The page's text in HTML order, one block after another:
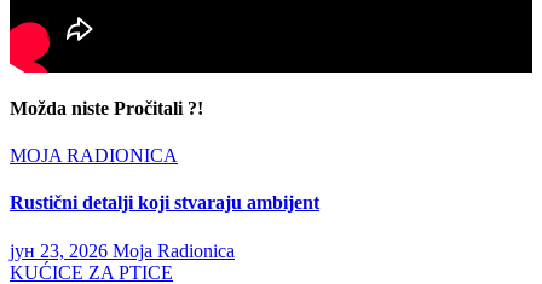
Možda niste Pročitali ?!
MOJA RADIONICA
Rustični detalji koji stvaraju ambijent
јун 23, 2026 Moja Radionica
KUĆICE ZA PTICE